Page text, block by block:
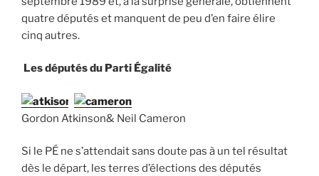
quatre députés et manquent de peu d’en faire élire
cinq autres.
Les députés du Parti Égalité
Gordon Atkinson& Neil Cameron
Si le PÉ ne s’attendait sans doute pas à un tel résultat
dès le départ, les terres d’élections des députés